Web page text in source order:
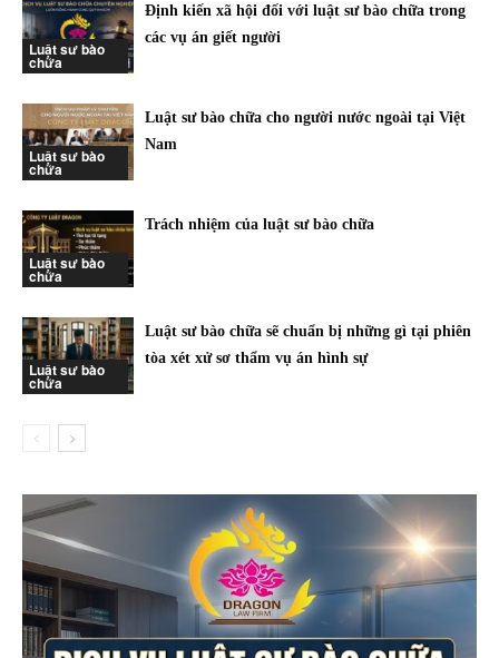
Luật sư bào
chữa
Định kiến xã hội đối với luật sư bào chữa trong
các vụ án giết người
Luật sư bào
chữa
Luật sư bào chữa cho người nước ngoài tại Việt
Nam
Luật sư bào
chữa
Trách nhiệm của luật sư bào chữa
Luật sư bào
chữa
Luật sư bào chữa sẽ chuẩn bị những gì tại phiên
tòa xét xử sơ thẩm vụ án hình sự